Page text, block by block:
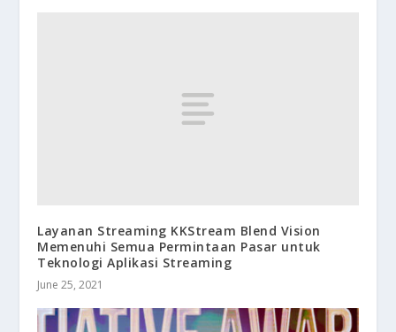
Layanan Streaming KKStream Blend Vision
Memenuhi Semua Permintaan Pasar untuk
Teknologi Aplikasi Streaming
June 25, 2021